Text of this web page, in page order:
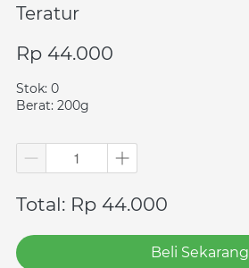
Teratur
Rp 44.000
Stok: 0
Berat: 200g
Total: Rp 44.000
`
Beli Sekarang